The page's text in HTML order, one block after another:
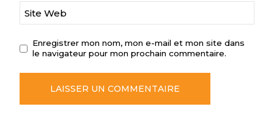
Site Web
Enregistrer mon nom, mon e-mail et mon site dans
le navigateur pour mon prochain commentaire.